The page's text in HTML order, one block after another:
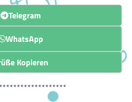
Telegram
WhatsApp
Kopieren